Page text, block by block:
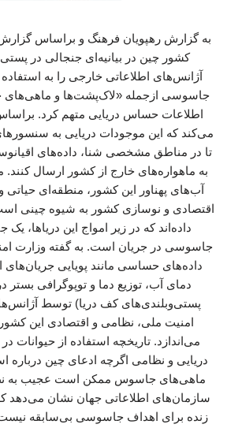
به گزارش رهپویان فرهنگ و براساس گزارش
کشور چین در بیانیه‌ای جنجالی در
آژانس‌های اطلاعاتی خارجی را به
جاسوسی ازجمله «لاک‌پشت‌ها و
اطلاعات حساس دریایی متهم کرد.
می‌کند که این موجودات دریایی به
تا در مناطق مشخصی شنا، داده‌های
به ماهواره‌های خارج از کشور ارسال
آب‌های پهناور این کشور، منطقه‌ای
اقتصادی و نوسازی کشور به شیوه چینی است.
داده‌اند که در زیر امواج این دریاها، یک
جاسوسی در جریان است. به گفته وزارت
داده‌های حساسی مانند پویایی جریان‌های
دمای آب، توزیع دما و توپوگرافی بستر
پستی‌وبلندی‌های کف دریا) توسط
امنیت ملی، نظامی و اقتصادی این
می‌اندازد. تاریخچه استفاده از
دریایی و نظامی اگرچه ادعای چین درباره
ماهی‌های جاسوس ممکن است عجیب به
سازمان‌های اطلاعاتی جهان نشان می‌دهد
زنده برای اهداف جاسوسی بی‌سابقه